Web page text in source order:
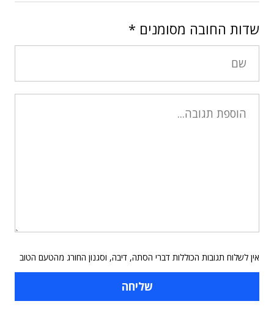
שדות החובה מסומנים *
אין לשלוח תגובות הכוללות דברי הסתה, דיבה, וסגנון החורג מהטעם הטוב